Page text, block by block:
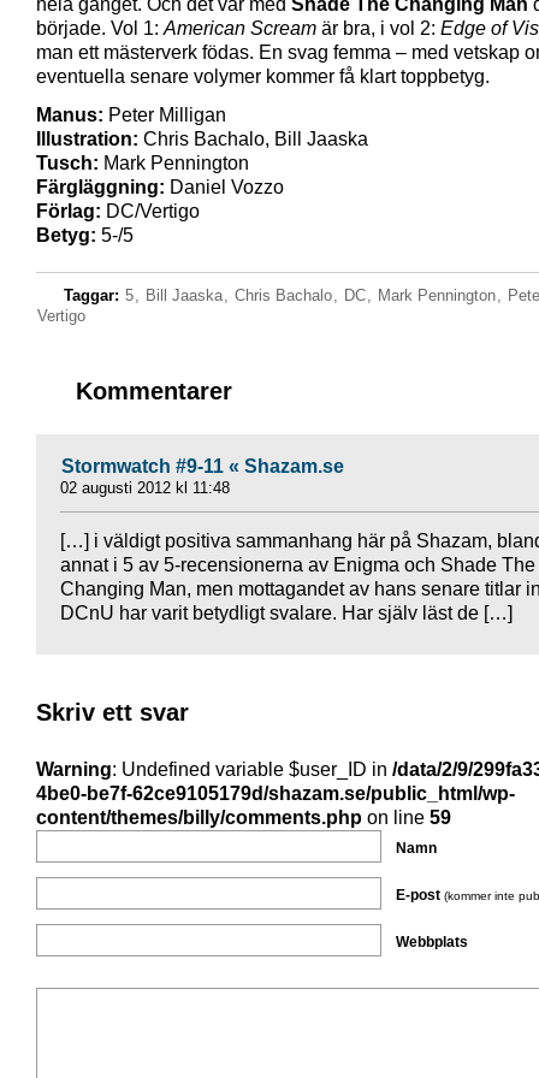
hela gänget. Och det var med Shade The Changing Man
började. Vol 1: American Scream är bra, i vol 2: Edge of
man ett mästerverk födas. En svag femma – med vetskap
eventuella senare volymer kommer få klart toppbetyg.
Manus: Peter Milligan
Illustration: Chris Bachalo, Bill Jaaska
Tusch: Mark Pennington
Färgläggning: Daniel Vozzo
Förlag: DC/Vertigo
Betyg: 5-/5
Taggar: 5, Bill Jaaska, Chris Bachalo, DC, Mark Pennington,
Vertigo
Kommentarer
Stormwatch #9-11 « Shazam.se
02 augusti 2012 kl 11:48
[…] i väldigt positiva sammanhang här på Shazam,
annat i 5 av 5-recensionerna av Enigma och Shade The
Changing Man, men mottagandet av hans senare titlar
DCnU har varit betydligt svalare. Har själv läst de […]
Skriv ett svar
Warning: Undefined variable $user_ID in /data/2/9/
4be0-be7f-62ce9105179d/shazam.se/public_html/wp-
content/themes/billy/comments.php on line 59
Namn
E-post (kommer inte
Webbplats